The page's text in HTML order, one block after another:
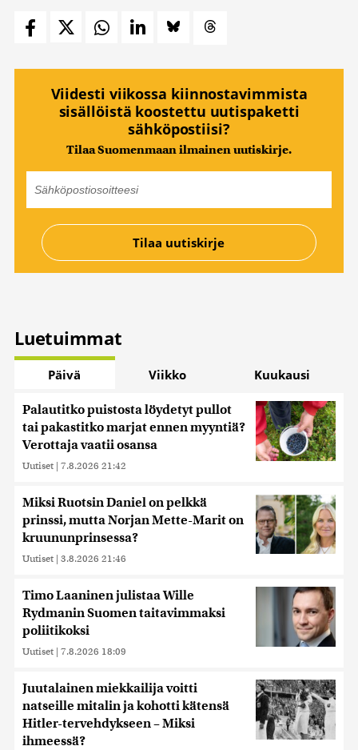
Viidesti viikossa kiinnostavimmista
sisällöistä koostettu uutispaketti
sähköpostiisi?
Tilaa Suomenmaan ilmainen uutiskirje.
Luetuimmat
Päivä Viikko Kuukausi
Palautitko puistosta löydetyt pullot
tai pakastitko marjat ennen myyntiä?
Verottaja vaatii osansa
Uutiset | 7.8.2026 21:42
Miksi Ruotsin Daniel on pelkkä
prinssi, mutta Norjan Mette-Marit on
kruununprinsessa?
Uutiset | 3.8.2026 21:46
Timo Laaninen julistaa Wille
Rydmanin Suomen taitavimmaksi
poliitikoksi
Uutiset | 7.8.2026 18:09
Juutalainen miekkailija voitti
natseille mitalin ja kohotti kätensä
Hitler-tervehdykseen – Miksi
ihmeessä?